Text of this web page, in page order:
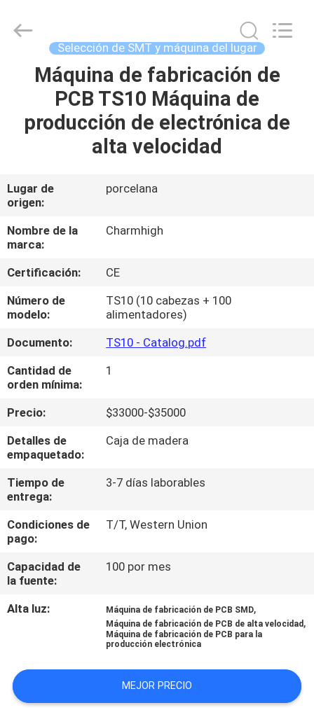
HOGAR
PRODUCTOS
VÍDEOS
SOBRE
NOSOTROS
VISITA
A
LA
FÁBRICA
CONTROL
DE
CALIDAD
CONTACTA
CON
NOSOTROS
NOTICIAS
ON
LINE
CHARMHIGH
TECHNOLOGY
Selección de SMT y máquina del lugar
Máquina de fabricación de
PCB TS10 Máquina de
producción de electrónica de
alta velocidad
Lugar de
origen:
porcelana
Nombre de la
marca:
Charmhigh
Certificación:
CE
Número de
modelo:
TS10 (10 cabezas + 100
alimentadores)
Documento:
TS10 - Catalog.pdf
Cantidad de
orden mínima:
1
Precio:
$33000-$35000
Detalles de
empaquetado:
Caja de madera
Tiempo de
entrega:
3-7 días laborables
Condiciones de
pago:
T/T, Western Union
Capacidad de
la fuente:
100 por mes
Alta luz: Máquina de fabricación de PCB SMD,
Máquina de fabricación de PCB de alta velocidad ,
Máquina de fabricación de PCB para la
producción electrónica
MEJOR PRECIO